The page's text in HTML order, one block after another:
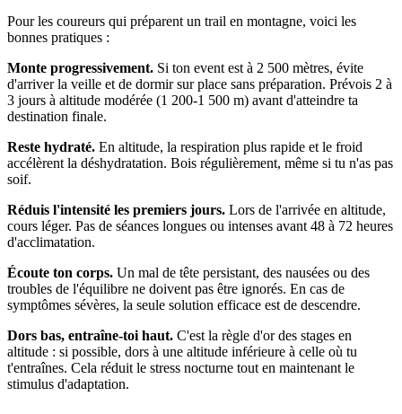
Pour les coureurs qui préparent un trail en montagne, voici les
bonnes pratiques :
Monte progressivement. Si ton event est à 2 500 mètres, évite
d'arriver la veille et de dormir sur place sans préparation. Prévois 2 à
3 jours à altitude modérée (1 200-1 500 m) avant d'atteindre ta
destination finale.
Reste hydraté. En altitude, la respiration plus rapide et le froid
accélèrent la déshydratation. Bois régulièrement, même si tu n'as pas
soif.
Réduis l'intensité les premiers jours. Lors de l'arrivée en altitude,
cours léger. Pas de séances longues ou intenses avant 48 à 72 heures
d'acclimatation.
Écoute ton corps. Un mal de tête persistant, des nausées ou des
troubles de l'équilibre ne doivent pas être ignorés. En cas de
symptômes sévères, la seule solution efficace est de descendre.
Dors bas, entraîne-toi haut. C'est la règle d'or des stages en
altitude : si possible, dors à une altitude inférieure à celle où tu
t'entraînes. Cela réduit le stress nocturne tout en maintenant le
stimulus d'adaptation.